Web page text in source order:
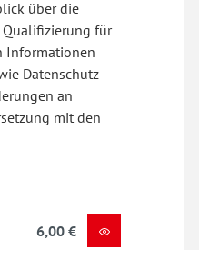
über die
für
Informationen
Datenschutz
an
mit den
6,00 €